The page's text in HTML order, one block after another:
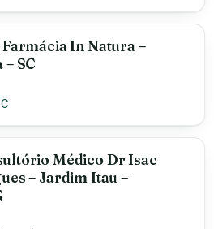
In Natura –
SC
Médico Dr Isac
– Jardim Itau –